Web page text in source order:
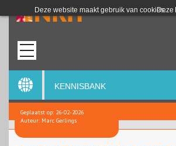
Deze website maakt gebruik van cookies.Deze
KENNISBANK
Geplaatst op: 26-02-2026
Auteur: Marc Gerlings